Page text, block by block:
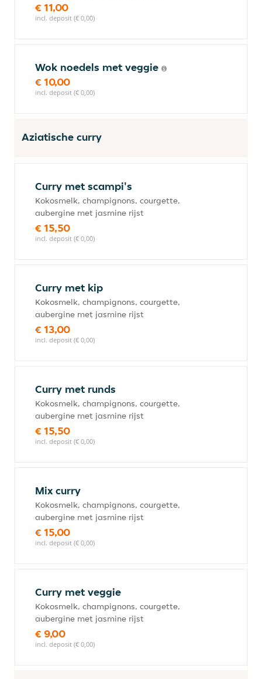
€ 11,00
incl. deposit (€ 0,00)
Wok noedels met veggie
€ 10,00
incl. deposit (€ 0,00)
Aziatische curry
Curry met scampi's
Kokosmelk, champignons, courgette,
aubergine met jasmine rijst
€ 15,50
incl. deposit (€ 0,00)
Curry met kip
Kokosmelk, champignons, courgette,
aubergine met jasmine rijst
€ 13,00
incl. deposit (€ 0,00)
Curry met runds
Kokosmelk, champignons, courgette,
aubergine met jasmine rijst
€ 15,50
incl. deposit (€ 0,00)
Mix curry
Kokosmelk, champignons, courgette,
aubergine met jasmine rijst
€ 15,00
incl. deposit (€ 0,00)
Curry met veggie
Kokosmelk, champignons, courgette,
aubergine met jasmine rijst
€ 9,00
incl. deposit (€ 0,00)